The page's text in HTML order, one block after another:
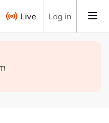
Live Log in
haba meningkat
bersama Chelsea FC